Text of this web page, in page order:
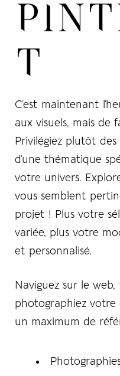
T
C’est maintenant
aux visuels, mais de
Privilégiez plutôt
d’une thématique
votre univers.
vous semblent
projet ! Plus votre
variée, plus votre
et personnalisé.
Naviguez sur le web,
photographiez
un maximum de